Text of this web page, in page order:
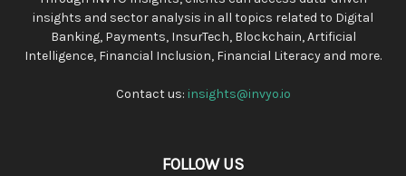
insights and sector analysis in all topics related to Digital
Banking, Payments, InsurTech, Blockchain, Artificial
Intelligence, Financial Inclusion, Financial Literacy and more.
Contact us: insights@invyo.io
FOLLOW US